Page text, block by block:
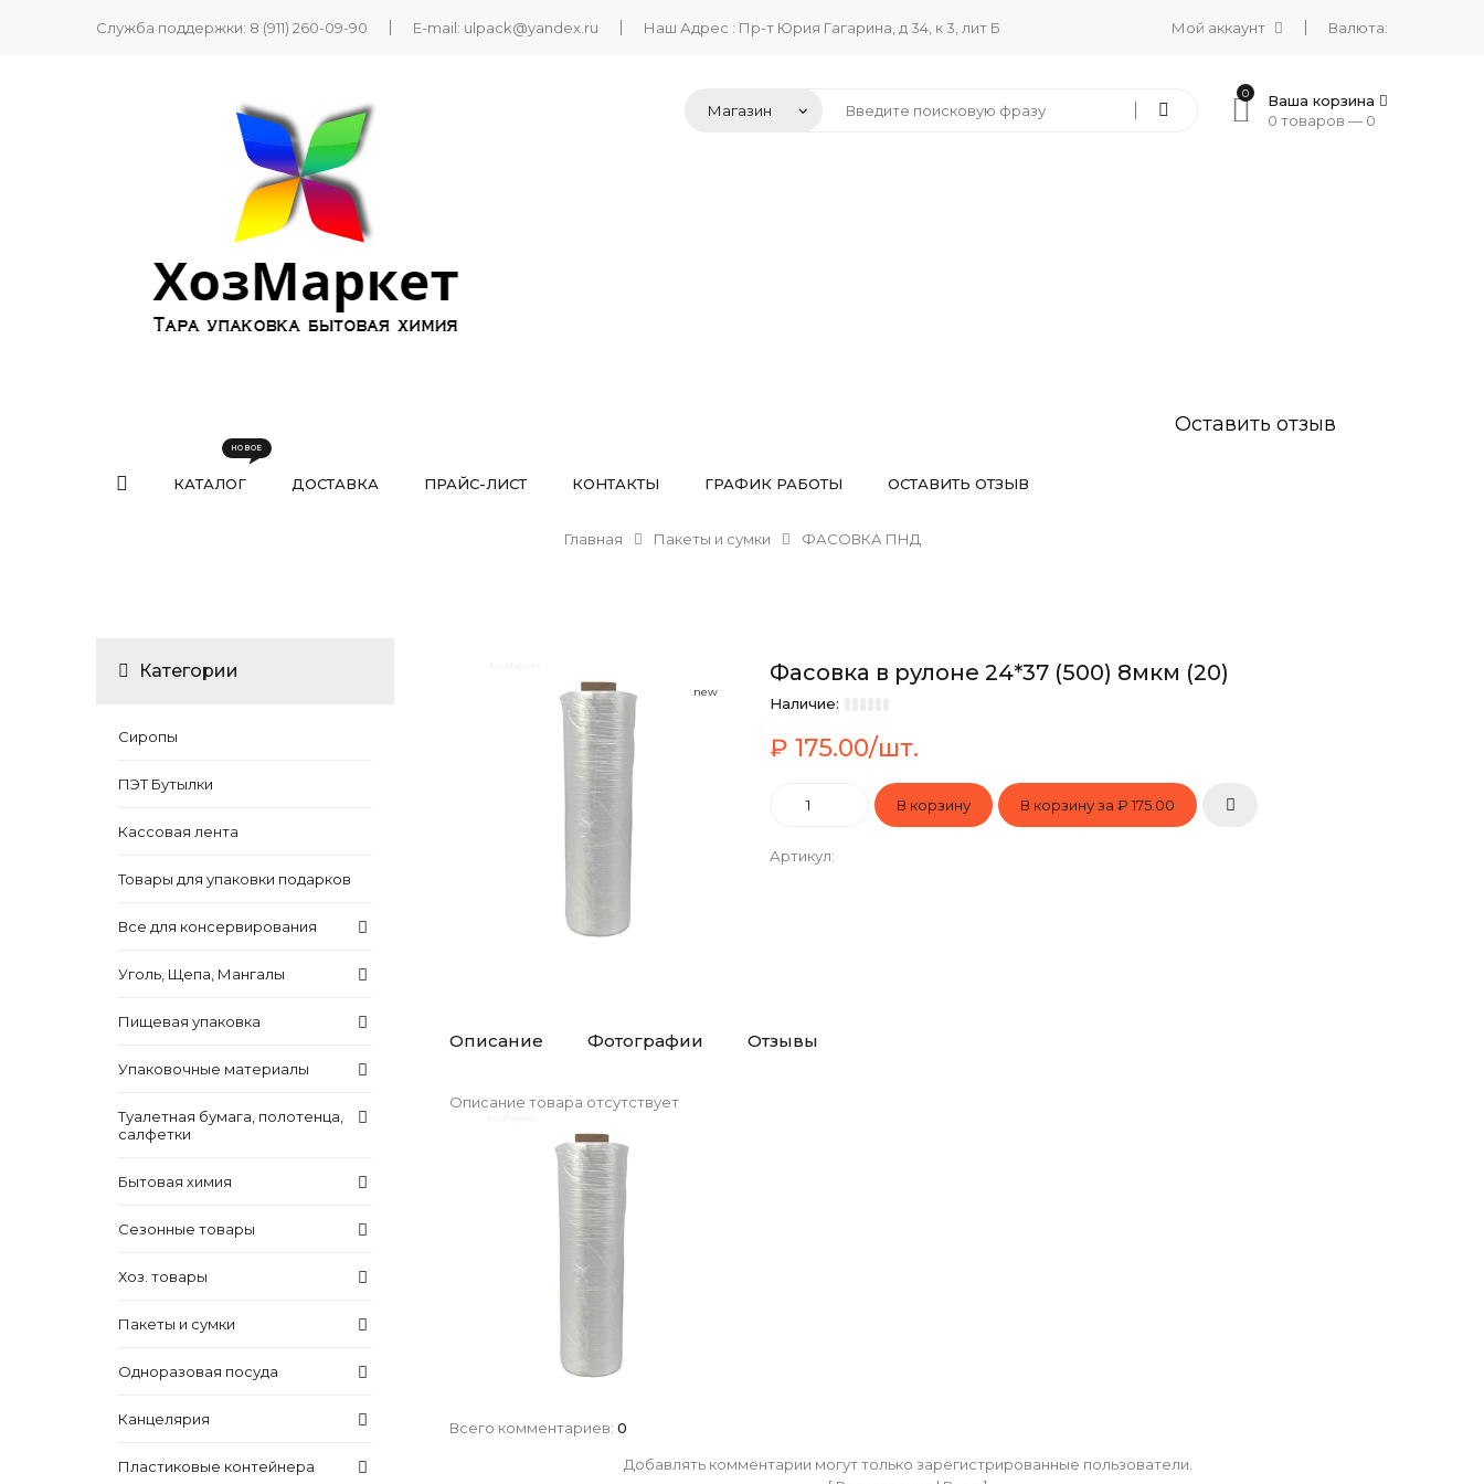
Служба поддержки: 8 (911) 260-09-90 E-mail: ulpack@yandex.ru Наш Адрес : Пр-т Юрия Гагарина, д 34, к 3, лит Б Мой аккаунт Валюта:
0
Ваша корзина
0 товаров — 0
Оставить отзыв
КАТАЛОГ ДОСТАВКА ПРАЙС-ЛИСТ КОНТАКТЫ ГРАФИК РАБОТЫ ОСТАВИТЬ ОТЗЫВ
Главная Пакеты и сумки ФАСОВКА ПНД
new
Фасовка в рулоне 24*37 (500) 8мкм (20)
Наличие:
₽ 175.00/шт.
В корзину за ₽ 175.00
Артикул:
Описание Фотографии Отзывы
Описание товара отсутствует
Всего комментариев:0
Добавлять комментарии могут только зарегистрированные пользователи.
Категории
Сиропы
ПЭТ Бутылки
Кассовая лента
Товары для упаковки подарков
Все для консервирования
Уголь, Щепа, Мангалы
Пищевая упаковка
Упаковочные материалы
Туалетная бумага, полотенца,
салфетки
Бытовая химия
Сезонные товары
Хоз. товары
Пакеты и сумки
Одноразовая посуда
Канцелярия
Пластиковые контейнера